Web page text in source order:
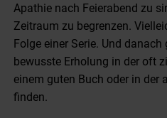
Apathie nach Feierabend zu
Zeitraum zu begrenzen.
Folge einer Serie. Und
bewusste Erholung in der oft
einem guten Buch oder in der
finden.